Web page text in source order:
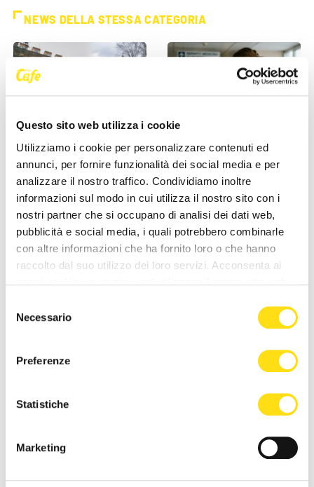
Questo sito web utilizza i cookie
Utilizziamo i cookie per personalizzare contenuti ed
annunci, per fornire funzionalità dei social media e per
analizzare il nostro traffico. Condividiamo inoltre
informazioni sul modo in cui utilizza il nostro sito con i
nostri partner che si occupano di analisi dei dati web,
pubblicità e social media, i quali potrebbero combinarle
con altre informazioni che ha fornito loro o che hanno
raccolto dal suo utilizzo dei loro servizi. Acconsenta ai
delNecessario
Preferenze
Statistiche
Marketing
NEWS DELLA STESSA CATEGORIA
virtuale”: esami più [...]
22 Maggio 2026
torace dopo [...]
Settimana Mondiale della
informazione e diagnosi [...]